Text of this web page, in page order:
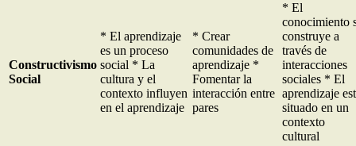
Constructivismo
Social
* El aprendizaje
es un proceso
social * La
cultura y el
contexto influyen
en el aprendizaje
* Crear
comunidades de
aprendizaje *
Fomentar la
interacción entre
pares
* El
conocimiento
construye a
través de
interacciones
sociales * El
aprendizaje
situado en un
contexto
cultural